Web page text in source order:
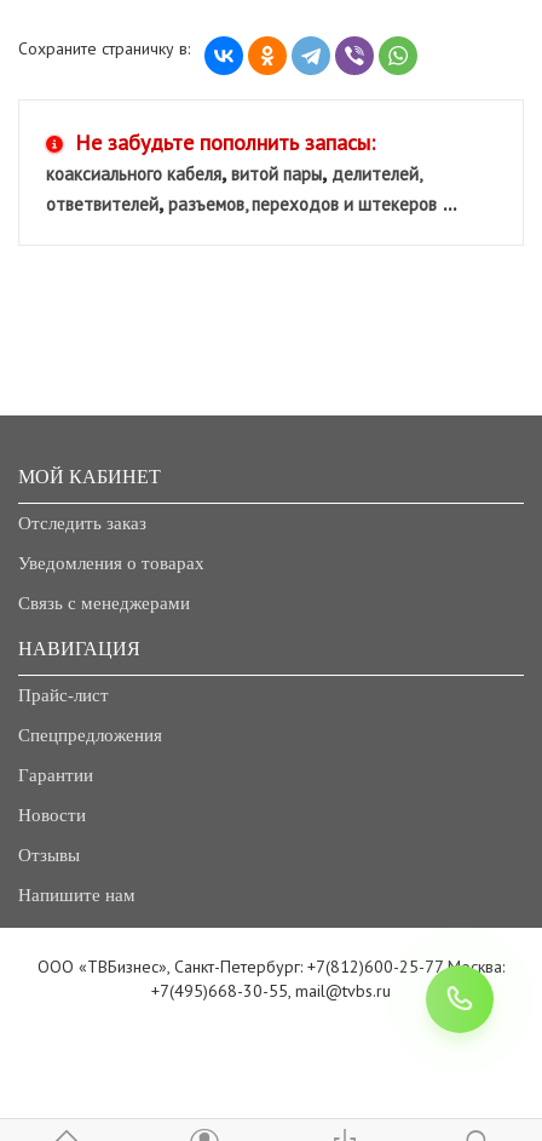
Сохраните страничку в:
Не забудьте пополнить запасы:
коаксиального кабеля,витой пары, делителей,
ответвителей,разъемов, переходов и штекеров ...
МОЙ КАБИНЕТ
Отследить заказ
Уведомления о товарах
Связь с менеджерами
НАВИГАЦИЯ
Прайс-лист
Спецпредложения
Гарантии
Новости
Отзывы
Напишите нам
ООО «ТВБизнес», Санкт-Петербург: +7(812)600-25-77 Москва:
+7(495)668-30-55, mail@tvbs.ru